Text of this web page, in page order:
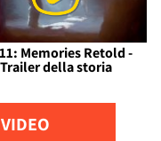
Memories Retold -
Trailer della storia